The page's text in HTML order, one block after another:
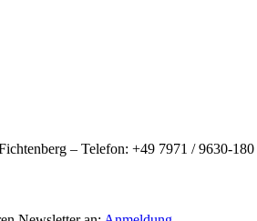
– Telefon: +49 7971 / 9630-